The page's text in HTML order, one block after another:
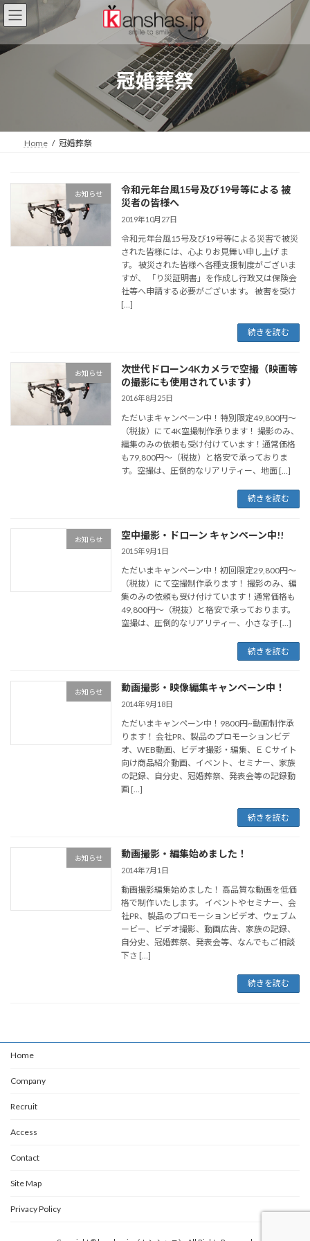
コ
ン
ン
プ
ナ
ビ
ー
動
冠婚葬祭
Home 冠婚葬祭
お知らせ
令和元年台風15号及び19号等による 被
災者の皆様へ
2019年10月27日
令和元年台風15号及び19号等による災害で被災
された皆様には、心よりお見舞い申し上げ ま
す。 被災された皆様へ各種支援制度がございま
すが、 「り災証明書」を作成し行政又は保険会
社等へ申請する必要がございます。 被害を受け
[…]
続きを読む
お知らせ
次世代ドローン4Kカメラで空撮（映画等
の撮影にも使用されています）
2016年8月25日
ただいまキャンペーン中！特別限定49,800円～
（税抜）にて4K空撮制作承ります！ 撮影のみ、
編集のみの依頼も受け付けています！通常価格
も79,800円～（税抜）と格安で承っておりま
す。空撮は、圧倒的なリアリティー、地面 […]
続きを読む
お知らせ 空中撮影・ドローン キャンペーン中!!
2015年9月1日
ただいまキャンペーン中！初回限定29,800円～
（税抜）にて空撮制作承ります！ 撮影のみ、編
集のみの依頼も受け付けています！通常価格も
49,800円～（税抜）と格安で承っております。
空撮は、圧倒的なリアリティー、小さな子 […]
続きを読む
お知らせ 動画撮影・映像編集キャンペーン中！
2014年9月18日
ただいまキャンペーン中！9800円~動画制作承
ります！ 会社PR、製品のプロモーションビデ
オ、WEB動画、ビデオ撮影・編集、ＥＣサイト
向け商品紹介動画、イベント、セミナー、家族
の記録、自分史、冠婚葬祭、発表会等の記録動
画 […]
続きを読む
お知らせ 動画撮影・編集始めました！
2014年7月1日
動画撮影編集始めました！ 高品質な動画を低価
格で制作いたします。 イベントやセミナー、会
社PR、製品のプロモーションビデオ、ウェブム
ービー、ビデオ撮影、動画広告、家族の記録、
自分史、冠婚葬祭、発表会等、なんでもご相談
下さ […]
続きを読む
Home
Company
Recruit
Access
Contact
Site Map
Privacy Policy